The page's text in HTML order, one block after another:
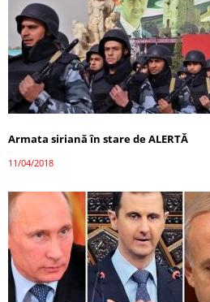
Armata siriană în stare de ALERTĂ
11/04/2018